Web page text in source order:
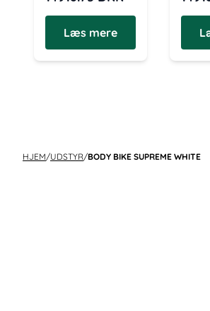
Læs mere
HJEM/UDSTYR/BODY BIKE SUPREME WHITE